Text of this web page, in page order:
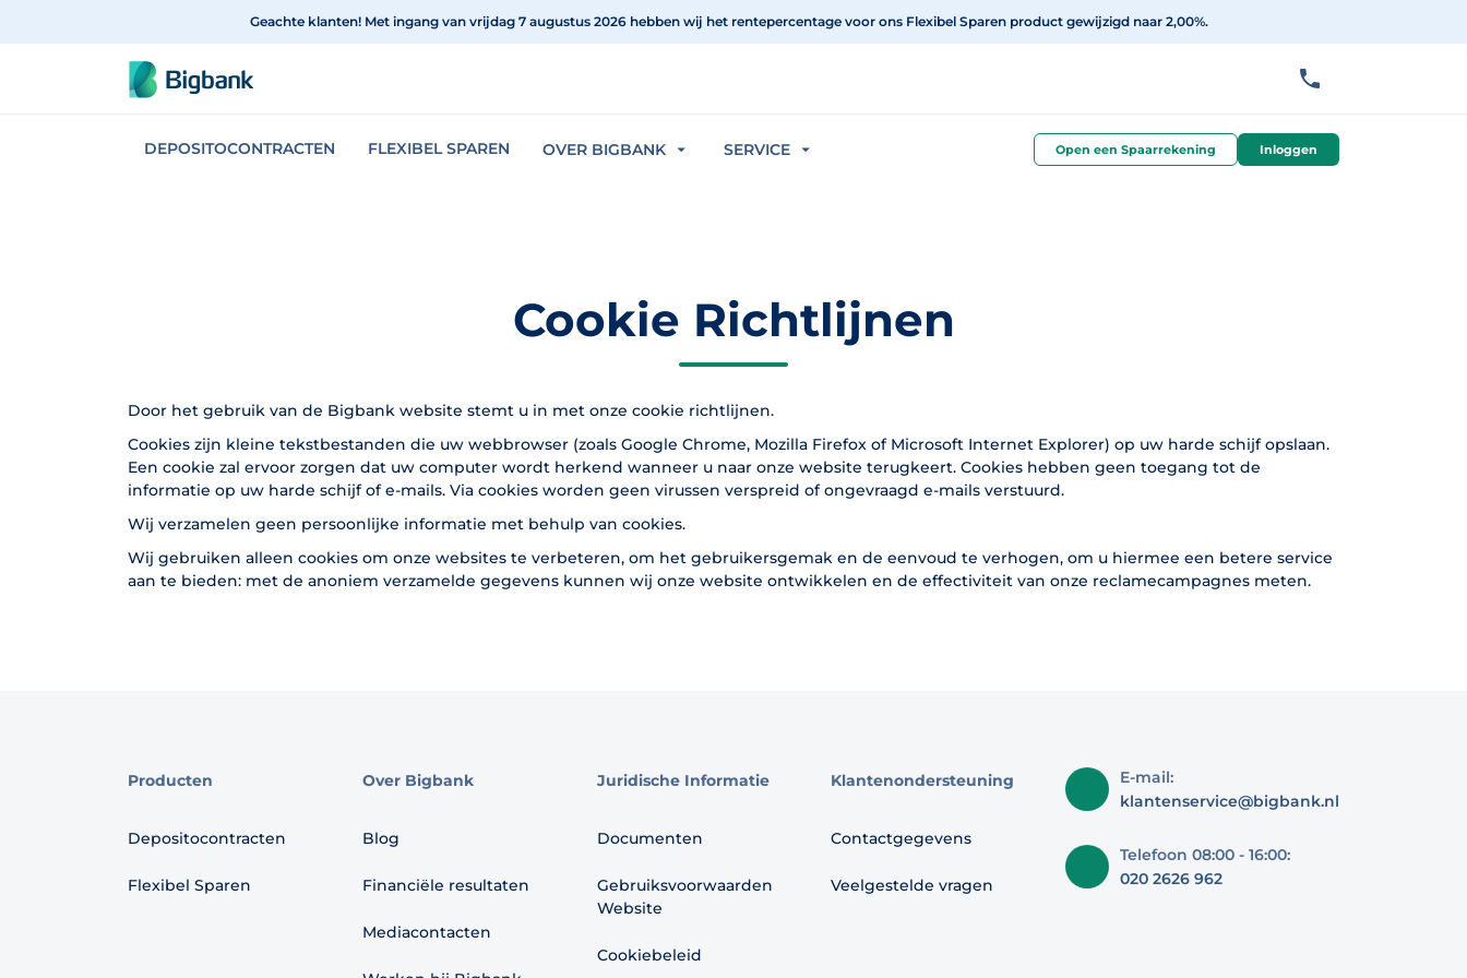
Geachte klanten! Met ingang van vrijdag 7 augustus 2026 hebben wij het rentepercentage voor ons Flexibel Sparen product gewijzigd naar 2,00%.
DEPOSITOCONTRACTEN FLEXIBEL SPAREN OVER BIGBANK SERVICE Open een Spaarrekening Inloggen
Cookie Richtlijnen
Door het gebruik van de Bigbank website stemt u in met onze cookie richtlijnen.
Cookies zijn kleine tekstbestanden die uw webbrowser (zoals Google Chrome, Mozilla Firefox of Microsoft Internet Explorer) op uw harde schijf opslaan.
Een cookie zal ervoor zorgen dat uw computer wordt herkend wanneer u naar onze website terugkeert. Cookies hebben geen toegang tot de
informatie op uw harde schijf of e-mails. Via cookies worden geen virussen verspreid of ongevraagd e-mails verstuurd.
Wij verzamelen geen persoonlijke informatie met behulp van cookies.
Wij gebruiken alleen cookies om onze websites te verbeteren, om het gebruikersgemak en de eenvoud te verhogen, om u hiermee een betere service
aan te bieden: met de anoniem verzamelde gegevens kunnen wij onze website ontwikkelen en de effectiviteit van onze reclamecampagnes meten.
Producten
Depositocontracten
Flexibel Sparen
Over Bigbank
Blog
Financiële resultaten
Mediacontacten
Juridische Informatie
Documenten
Gebruiksvoorwaarden
Website
Cookiebeleid
Klantenondersteuning
Contactgegevens
Veelgestelde vragen
E-mail:
klantenservice@bigbank.nl
Telefoon 08:00 - 16:00:
020 2626 962